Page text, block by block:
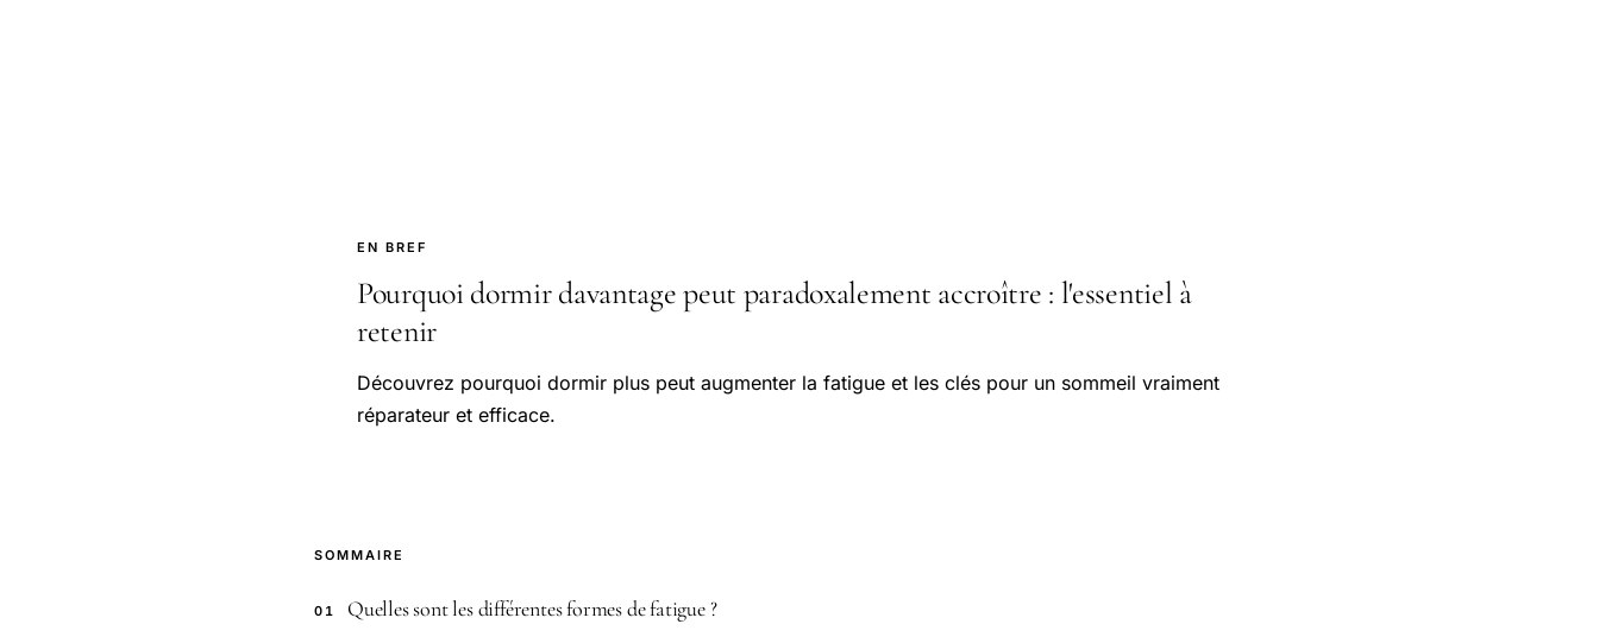
EN BREF
Pourquoi dormir davantage peut paradoxalement accroître : l'essentiel à
retenir
Découvrez pourquoi dormir plus peut augmenter la fatigue et les clés pour un sommeil vraiment
réparateur et efficace.
SOMMAIRE
01 Quelles sont les différentes formes de fatigue ?